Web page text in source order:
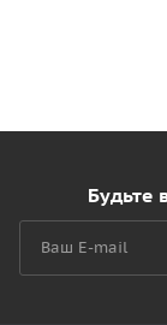
Будьте